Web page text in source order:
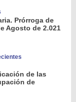
Prórroga de
Agosto de 2.021
de las
de